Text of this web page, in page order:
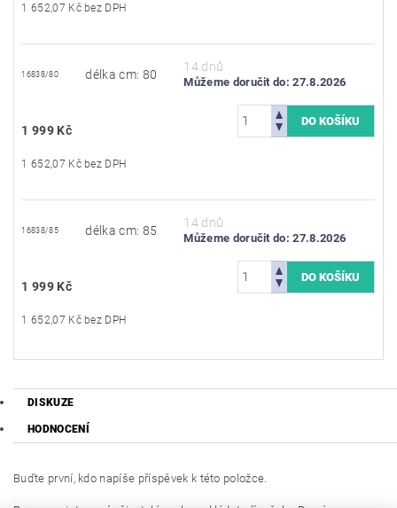
1 652,07 Kč bez DPH
16838/80 délka cm: 80
14 dnů
Můžeme doručit do: 27.8.2026
1 999 Kč
1 652,07 Kč bez DPH
16838/85 délka cm: 85
14 dnů
Můžeme doručit do: 27.8.2026
1 999 Kč
1 652,07 Kč bez DPH
DISKUZE
HODNOCENÍ
Buďte první, kdo napíše příspěvek k této položce.